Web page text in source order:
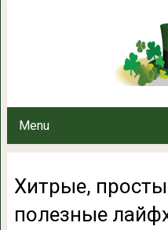
Menu
Хитрые,
полезные